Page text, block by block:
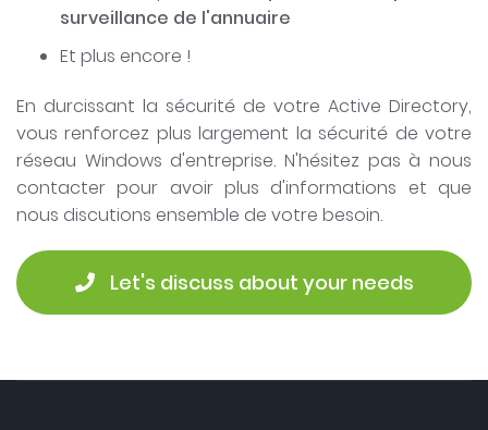
surveillance de l'annuaire
Et plus encore !
En durcissant la sécurité de votre Active Directory,
vous renforcez plus largement la sécurité de votre
réseau Windows d'entreprise. N'hésitez pas à nous
contacter pour avoir plus d'informations et que
nous discutions ensemble de votre besoin.
Let's discuss about your needs